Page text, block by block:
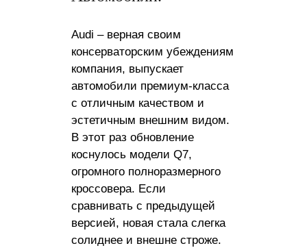
Audi – верная своим
консерваторским убеждениям
компания, выпускает
автомобили премиум-класса
с отличным качеством и
эстетичным внешним видом.
В этот раз обновление
коснулось модели Q7,
огромного полноразмерного
кроссовера. Если
сравнивать с предыдущей
версией, новая стала слегка
солиднее и внешне строже.